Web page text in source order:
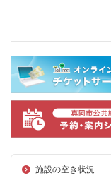
施設の空き状況